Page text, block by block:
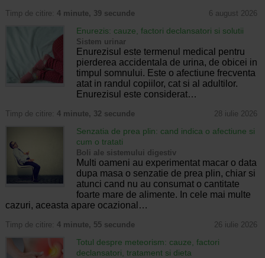
Timp de citire: 4 minute, 39 secunde 6 august 2026
Enurezis: cauze, factori declansatori si solutii
Sistem urinar
Enurezisul este termenul medical pentru
pierderea accidentala de urina, de obicei in
timpul somnului. Este o afectiune frecventa
atat in randul copiilor, cat si al adultilor.
Enurezisul este considerat…
Timp de citire: 4 minute, 32 secunde 28 iulie 2026
Senzatia de prea plin: cand indica o afectiune si
cum o tratati
Boli ale sistemului digestiv
Multi oameni au experimentat macar o data
dupa masa o senzatie de prea plin, chiar si
atunci cand nu au consumat o cantitate
foarte mare de alimente. In cele mai multe
cazuri, aceasta apare ocazional…
Timp de citire: 4 minute, 55 secunde 26 iulie 2026
Totul despre meteorism: cauze, factori
declansatori, tratament si dieta